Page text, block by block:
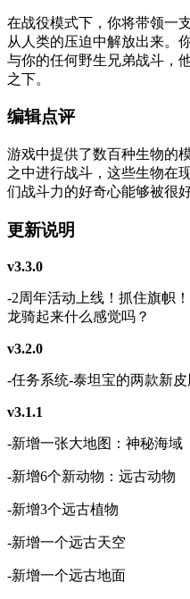
在战役模式下，你将带领一
从人类的压迫中解放出来。
与你的任何野生兄弟战斗，
之下。
编辑点评
游戏中提供了数百种生物的
之中进行战斗，这些生物在
们战斗力的好奇心能够被很
更新说明
v3.3.0
-2周年活动上线！抓住旗帜
龙骑起来什么感觉吗？
v3.2.0
-任务系统-泰坦宝的两款新皮
v3.1.1
-新增一张大地图：神秘海域
-新增6个新动物：远古动物
-新增3个远古植物
-新增一个远古天空
-新增一个远古地面